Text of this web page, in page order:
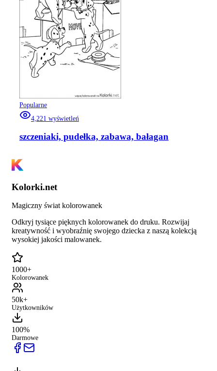
Popularne
4,221 wyświetleń
szczeniaki, pudełka, zabawa, bałagan
Kolorki.net
Magiczny świat kolorowanek
Odkryj tysiące pięknych kolorowanek do druku. Rozwijaj
kreatywność i wyobraźnię swojego dziecka z naszą kolekcją
wysokiej jakości malowanek.
1000+
Kolorowanek
50k+
Użytkowników
100%
Darmowe